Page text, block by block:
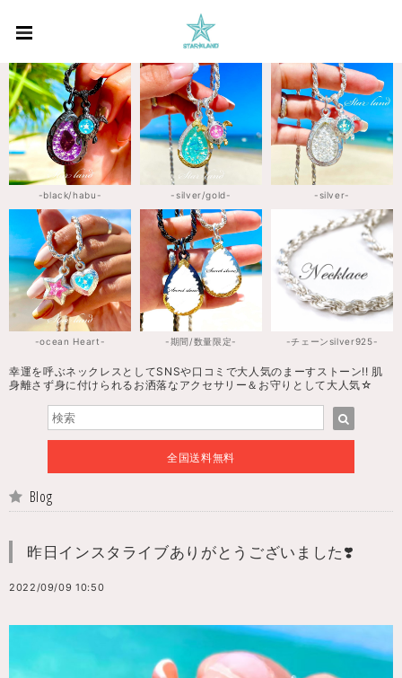
-black/habu- -silver/gold- -silver-
-ocean Heart- -期間/数量限定- -チェーンsilver925-
幸運を呼ぶネックレスとしてSNSや口コミで大人気のまーすストーン!! 肌
身離さず身に付けられるお洒落なアクセサリー＆お守りとして大人気☆
全国送料無料
Blog
昨日インスタライブありがとうございました❣️
2022/09/09 10:50